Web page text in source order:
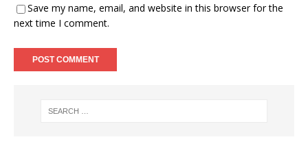
Save my name, email, and website in this browser for the
next time I comment.